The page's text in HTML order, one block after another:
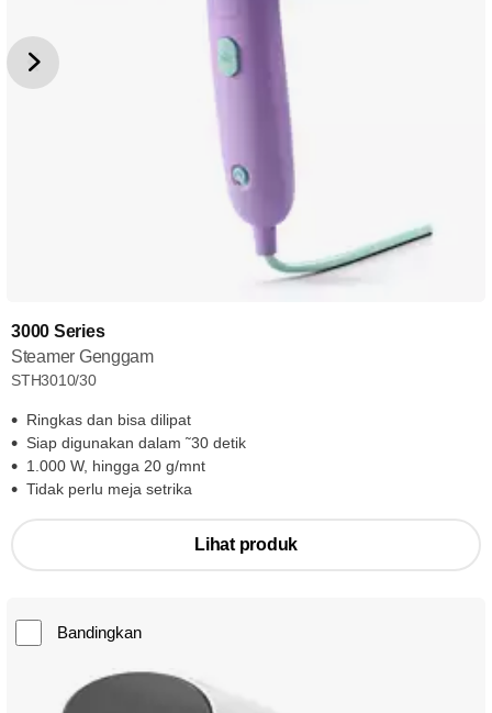
3000 Series
Steamer Genggam
STH3010/30
Ringkas dan bisa dilipat
Siap digunakan dalam ˜30 detik
1.000 W, hingga 20 g/mnt
Tidak perlu meja setrika
Lihat produk
Bandingkan